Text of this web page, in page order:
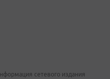
сетевого издания